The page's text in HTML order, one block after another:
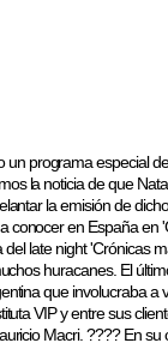
programa especial
la noticia de que
la emisión de
conocer en España en
late night 'Crónicas
huracanes. El
que involucraba a
VIP y entre sus
Macri. ???? En su